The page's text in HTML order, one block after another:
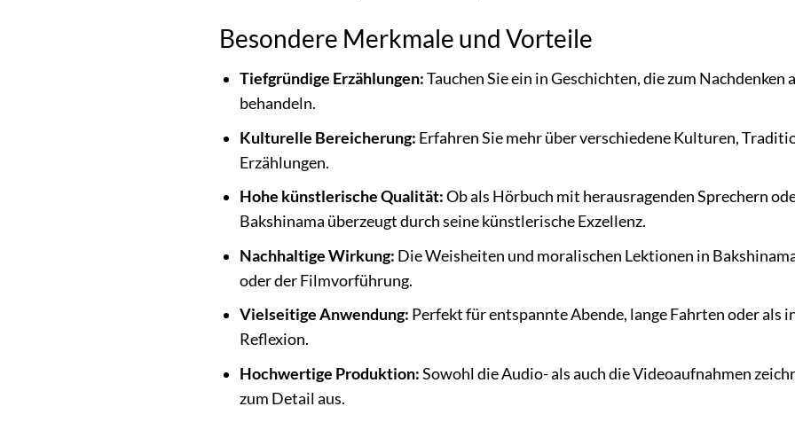
Besondere Merkmale und Vorteile
Tiefgründige Erzählungen:Tauchen Sie ein in Geschichten, die zum
behandeln.
Kulturelle Bereicherung: Erfahren Sie mehr über verschiedene Kulturen,
Erzählungen.
Hohe künstlerische Qualität:Ob als Hörbuch mit herausragenden Sprechern
Bakshinama überzeugt durch seine künstlerische Exzellenz.
Nachhaltige Wirkung: Die Weisheiten und moralischen Lektionen in
oder der Filmvorführung.
Vielseitige Anwendung: Perfekt für entspannte Abende, lange Fahrten oder
Reflexion.
Hochwertige Produktion:Sowohl die Audio- als auch die Videoaufnahmen
zum Detail aus.